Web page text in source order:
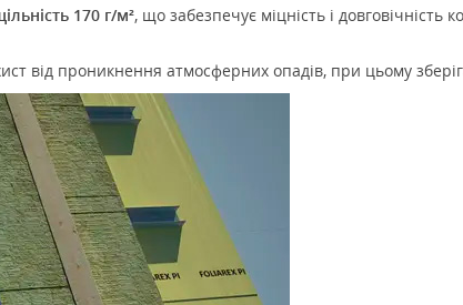
170 г/м², що забезпечує міцність і довговічність
від проникнення атмосферних опадів, при цьому